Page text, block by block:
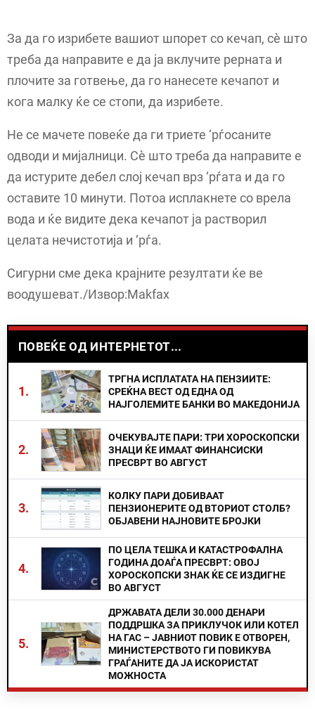
За да го изрибете вашиот шпорет со кечап, сè што
треба да направите е да ја вклучите рерната и
плочите за готвење, да го нанесете кечапот и
кога малку ќе се стопи, да изрибете.
Не се мачете повеќе да ги триете ‘рѓосаните
одводи и мијалници. Сè што треба да направите е
да истурите дебел слој кечап врз ‘рѓата и да го
оставите 10 минути. Потоа исплакнете со врела
вода и ќе видите дека кечапот ја растворил
целата нечистотија и ‘рѓа.
Сигурни сме дека крајните резултати ќе ве
воодушеват./Извор:Makfax
ПОВЕЌЕ ОД ИНТЕРНЕТОТ...
1.
ТРГНА ИСПЛАТАТА НА ПЕНЗИИТЕ:
СРЕЌНА ВЕСТ ОД ЕДНА ОД
НАЈГОЛЕМИТЕ БАНКИ ВО МАКЕДОНИЈА
2.
ОЧЕКУВАЈТЕ ПАРИ: ТРИ ХОРОСКОПСКИ
ЗНАЦИ ЌЕ ИМААТ ФИНАНСИСКИ
ПРЕСВРТ ВО АВГУСТ
3.
КОЛКУ ПАРИ ДОБИВААТ
ПЕНЗИОНЕРИТЕ ОД ВТОРИОТ СТОЛБ?
ОБЈАВЕНИ НАЈНОВИТЕ БРОЈКИ
4.
ПО ЦЕЛА ТЕШКА И КАТАСТРОФАЛНА
ГОДИНА ДОАЃА ПРЕСВРТ: ОВОЈ
ХОРОСКОПСКИ ЗНАК ЌЕ СЕ ИЗДИГНЕ
ВО АВГУСТ
5.
ДРЖАВАТА ДЕЛИ 30.000 ДЕНАРИ
ПОДДРШКА ЗА ПРИКЛУЧОК ИЛИ КОТЕЛ
НА ГАС – ЈАВНИОТ ПОВИК Е ОТВОРЕН,
МИНИСТЕРСТВОТО ГИ ПОВИКУВА
ГРАЃАНИТЕ ДА ЈА ИСКОРИСТАТ
МОЖНОСТА